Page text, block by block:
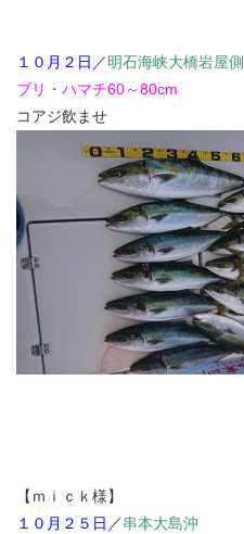
１０月２日 ／明石海峡大橋岩屋側
ブリ・ハマチ60～80cm
コアジ飲ませ
【ｍｉｃｋ様】
１０月２５日 ／串本大島沖